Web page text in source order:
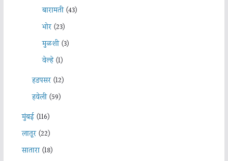
बारामती(43)
भोर(23)
मुळशी(3)
वेल्हे(1)
हडपसर(12)
हवेली(59)
मुंबई(116)
लातूर(22)
सातारा(18)